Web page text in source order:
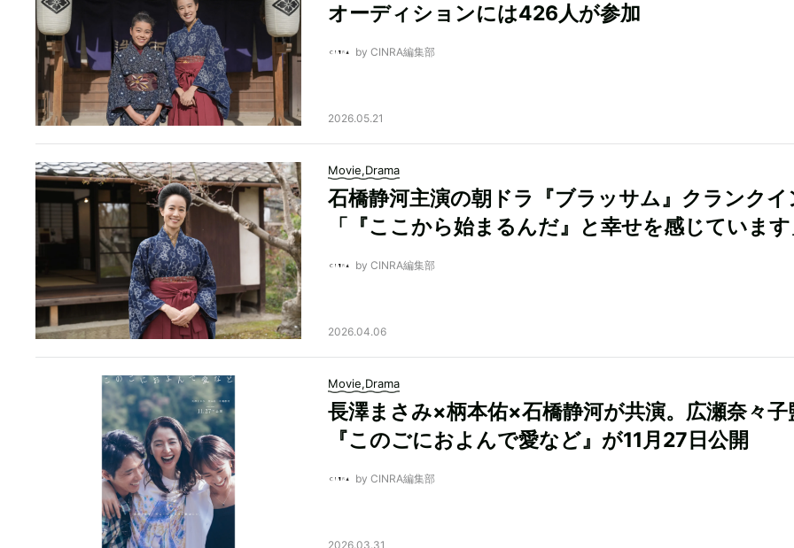
オーディションには426人が参加
by CINRA編集部
2026.05.21
Movie,Drama
石橋静河主演の朝ドラ『ブラッサム』クランクイ
「『ここから始まるんだ』と幸せを感じています
by CINRA編集部
2026.04.06
Movie,Drama
長澤まさみ×柄本佑×石橋静河が共演。広瀬奈々子
『このごにおよんで愛など』が11月27日公開
by CINRA編集部
2026.03.31